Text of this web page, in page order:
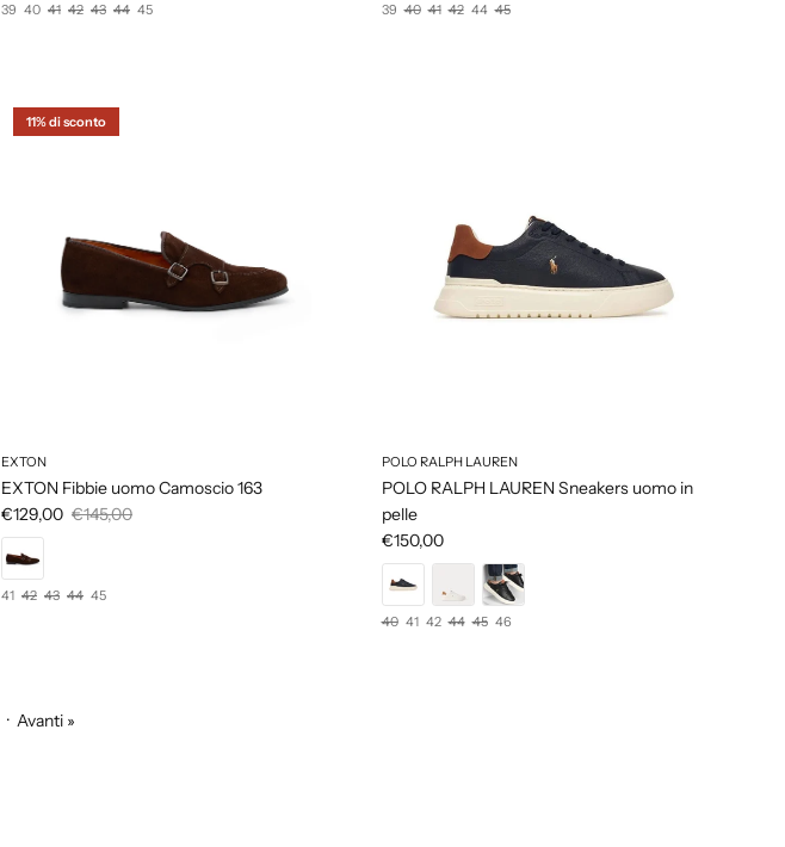
39 40 41 42 43 44 45 39 40 41 42 44 45
11% di sconto
EXTON
EXTON Fibbie uomo Camoscio 163
€129,00 €145,00
41 42 43 44 45
POLO RALPH LAUREN
POLO RALPH LAUREN Sneakers uomo in
pelle
€150,00
40 41 42 44 45 46
· Avanti »